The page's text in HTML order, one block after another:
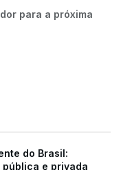
para a próxima
do Brasil:
e privada